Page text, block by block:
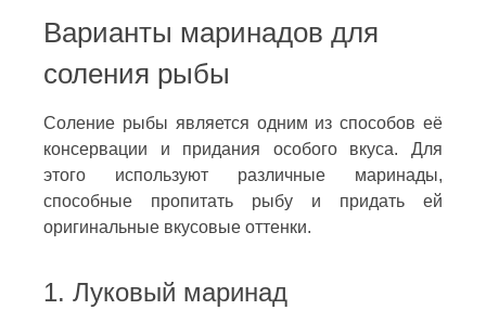
Варианты маринадов для
соления рыбы
Соление рыбы является одним из способов её
консервации и придания особого вкуса. Для
этого используют различные маринады,
способные пропитать рыбу и придать ей
оригинальные вкусовые оттенки.
1. Луковый маринад